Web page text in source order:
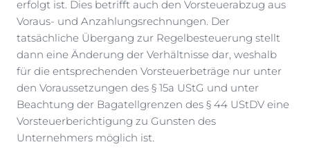
erfolgt ist. Dies betrifft auch den Vorsteuerabzug aus
Voraus- und Anzahlungsrechnungen. Der
tatsächliche Übergang zur Regelbesteuerung stellt
dann eine Änderung der Verhältnisse dar, weshalb
für die entsprechenden Vorsteuerbeträge nur unter
den Voraussetzungen des § 15a UStG und unter
Beachtung der Bagatellgrenzen des § 44 UStDV eine
Vorsteuerberichtigung zu Gunsten des
Unternehmers möglich ist.